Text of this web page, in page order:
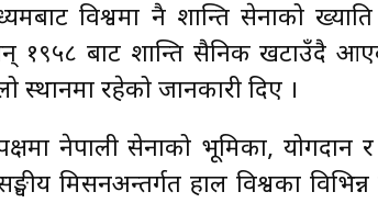
विश्वमा नै शान्ति सेनाको
सन् १९५८ बाट शान्ति सैनिक खटाउँदै
स्थानमा रहेको जानकारी दिए ।
नेपाली सेनाको भूमिका, योगदान
मिसनअन्तर्गत हाल विश्वका